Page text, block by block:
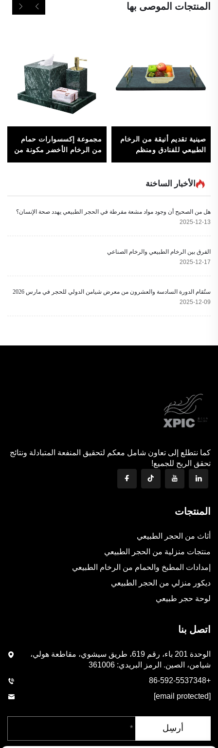
المنتجات الموصى بها
صينية تقديم أنيقة من الرخام
الطبيعي للفنادق ومنظم
مجموعة إكسسوارات حمام
من الرخام الأخضر مكونة من
الأخبار الساخنة
هل من الصحيح أن وجود مواد مشعة مفرطة في الحجر الطبيعي يهدد صحة الإنسان؟
2025-12-13
الفرق بين الرخام الطبيعي والرخام الصناعي
2025-12-17
ستُقام الدورة السادسة والعشرون من معرض شيامن الدولي للحجر في مارس 2026
2025-12-09
كما نتطلع إلى تعاون شامل معكم لتحقيق المنفعة المتبادلة ونتائج
تحقق الربح للجميع!
المنتجات
أثاث من الحجر الطبيعي
منتجات منزلية من الحجر الطبيعي
إمدادات المطبخ والحمام من الرخام الطبيعي
ديكور منزلي من الحجر الطبيعي
لوحة حجر طبيعي
اتصل بنا
الوحدة 201 باء، رقم 619، طريق سيشوي، مقاطعة هولي،
شيامن، الصين. الرمز البريدي: 361006
+86-592-5537348
[email protected]
أرسِل